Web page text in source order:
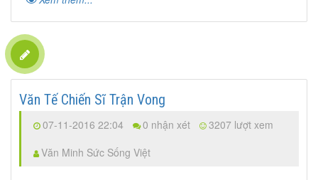
Văn Tế Chiến Sĩ Trận Vong
07-11-2016 22:04 0 nhận xét
3207 lượt xem
Văn Minh Sức Sống Việt